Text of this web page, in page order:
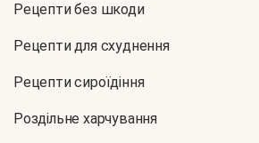
Рецепти без шкоди
Рецепти для схуднення
Рецепти сироїдіння
Роздільне харчування